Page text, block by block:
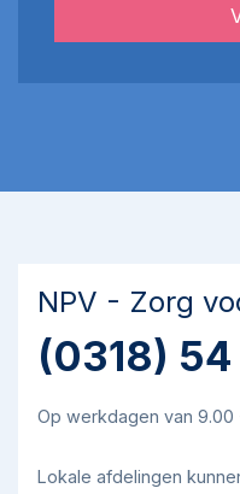
NPV - Zorg
(0318)
Op werkdagen van 9.00
Lokale afdelingen